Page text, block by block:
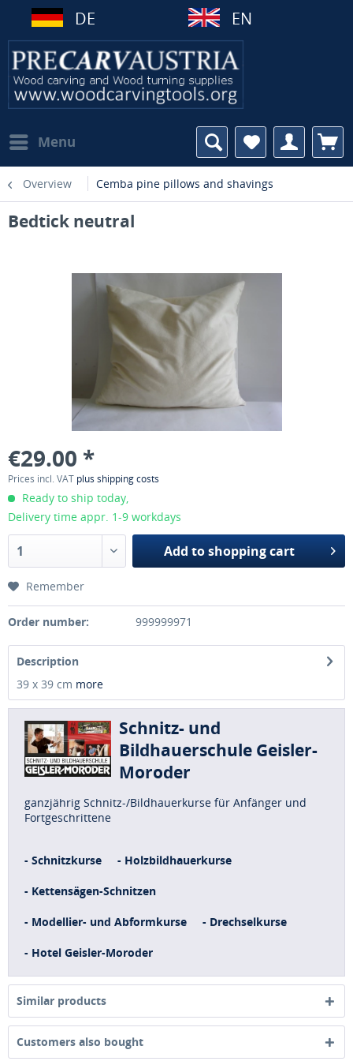
DE EN
Menu
Overview Cemba pine pillows and shavings
Bedtick neutral
€29.00 *
Prices incl. VAT plus shipping costs
Ready to ship today,
Delivery time appr. 1-9 workdays
Add toshopping cart
Remember
Order number: 999999971
Description
39 x 39 cm more
Schnitz- und
Bildhauerschule Geisler-
Moroder
ganzjährig Schnitz-/Bildhauerkurse für Anfänger und
Fortgeschrittene
- Schnitzkurse - Holzbildhauerkurse
- Kettensägen-Schnitzen
- Modellier- und Abformkurse - Drechselkurse
- Hotel Geisler-Moroder
Similar products
Customers also bought